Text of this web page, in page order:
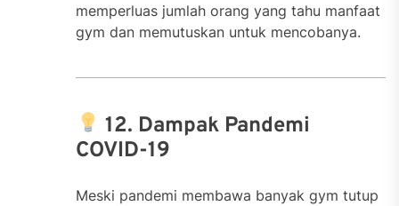
memperluas jumlah orang yang tahu manfaat
gym dan memutuskan untuk mencobanya.
12. Dampak Pandemi
COVID-19
Meski pandemi membawa banyak gym tutup